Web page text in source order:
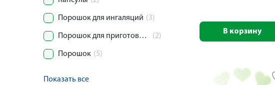
Порошок для ингаляций (3)
Порошок для приготовления суспензии (2)
Порошок (5)
Показать все
В корзину